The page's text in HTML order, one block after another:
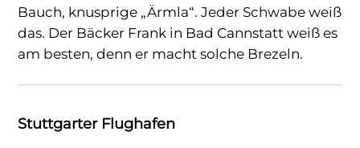
Bauch, knusprige „Ärmla“. Jeder Schwabe weiß
das. Der Bäcker Frank in Bad Cannstatt weiß es
am besten, denn er macht solche Brezeln.
Stuttgarter Flughafen